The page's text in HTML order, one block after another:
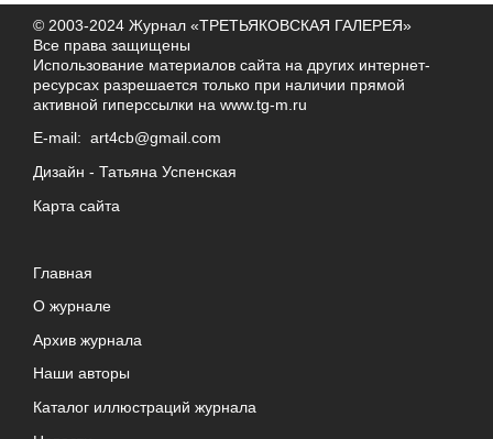
© 2003-2024 Журнал «ТРЕТЬЯКОВСКАЯ ГАЛЕРЕЯ»
Все права защищены
Использование материалов сайта на других интернет-
ресурсах разрешается только при наличии прямой
активной гиперссылки на www.tg-m.ru
E-mail: art4cb@gmail.com
Дизайн - Татьяна Успенская
Карта сайта
Главная
О журнале
Архив журнала
Наши авторы
Каталог иллюстраций журнала